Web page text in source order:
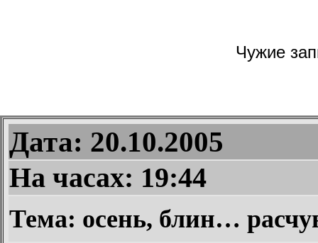
Чужие
Дата: 20.10.2005
На часах: 19:44
Тема: осень, блин…